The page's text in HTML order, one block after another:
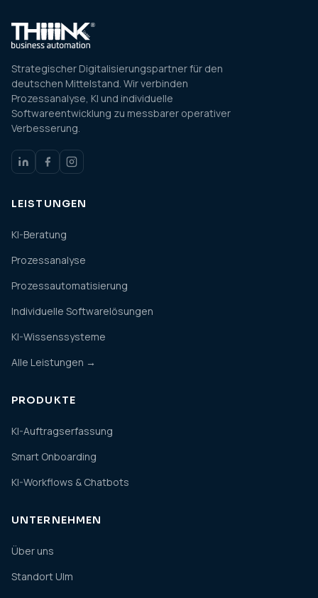
Strategischer Digitalisierungspartner für den
deutschen Mittelstand. Wir verbinden
Prozessanalyse, KI und individuelle
Softwareentwicklung zu messbarer operativer
Verbesserung.
LEISTUNGEN
KI-Beratung
Prozessanalyse
Prozessautomatisierung
Individuelle Softwarelösungen
KI-Wissenssysteme
Alle Leistungen →
PRODUKTE
KI-Auftragserfassung
Smart Onboarding
KI-Workflows & Chatbots
UNTERNEHMEN
Über uns
Standort Ulm